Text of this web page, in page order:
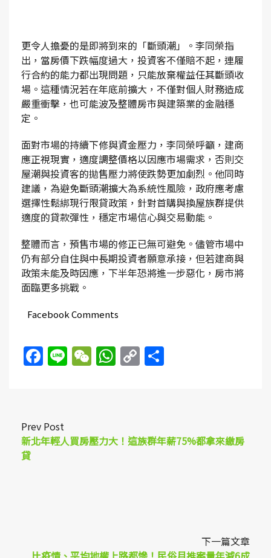
更令人擔憂的是即將到來的「斷頭潮」。李同榮指
出，當房價下跌幅度過大，投資客不僅賠不起，連履
行合約的能力都出現問題，只能放棄權益任其斷頭收
場。這種情況若在年底前擴大，不僅對個人財務造成
嚴重衝擊，也可能波及整體房市與建築業的金融穩
定。
面對市場的持續下修與資金壓力，李同榮呼籲，建商
應正視現實，適度調整價格以因應市場需求，否則交
屋潮與投資客的拋售壓力將使跌勢更加劇烈。他同時
建議，為避免斷頭潮擴大為系統性風險，政府應考慮
選擇性鬆綁現行限貸政策，針對首購與換屋族群提供
適度的貸款彈性，穩定市場信心與交易動能。
整體而言，預售市場的修正已無可避免。儘管市場中
仍有部分自住與中長期投資者願意承接，但若建商與
政策未能及時因應，下半年恐將進一步惡化，房市將
面臨更多挑戰。
Facebook Comments
Facebook
LineWeChat
WhatsApp
Copy
Prev Post
新北年輕人買房壓力大！這族群年薪75%都拿來繳房
貸
下一篇文章